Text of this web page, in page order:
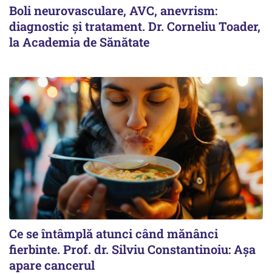
Boli neurovasculare, AVC, anevrism:
diagnostic și tratament. Dr. Corneliu Toader,
la Academia de Sănătate
Ce se întâmplă atunci când mănânci
fierbinte. Prof. dr. Silviu Constantinoiu: Așa
apare cancerul